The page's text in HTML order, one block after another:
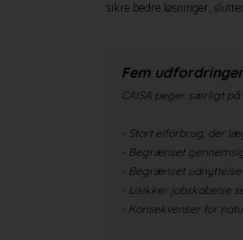
sikre bedre løsninger,
Fem
CAISA peger særligt
- Stort elforbrug, der
- Begrænset
- Begrænset
- Usikker jobskabelse
- Konsekvenser for